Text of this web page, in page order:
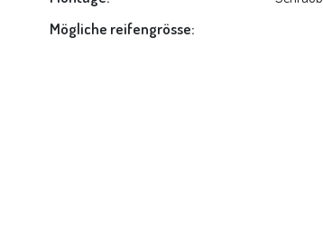
Mögliche reifengrösse: